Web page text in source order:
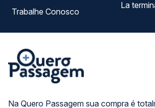
Na Quero Passagem sua compra é
Trabalhe Conosco